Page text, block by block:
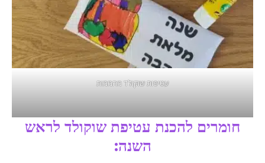
עטיפות שוקולד מהממות
חומרים להכנת עטיפת שוקולד לראש
השנה: